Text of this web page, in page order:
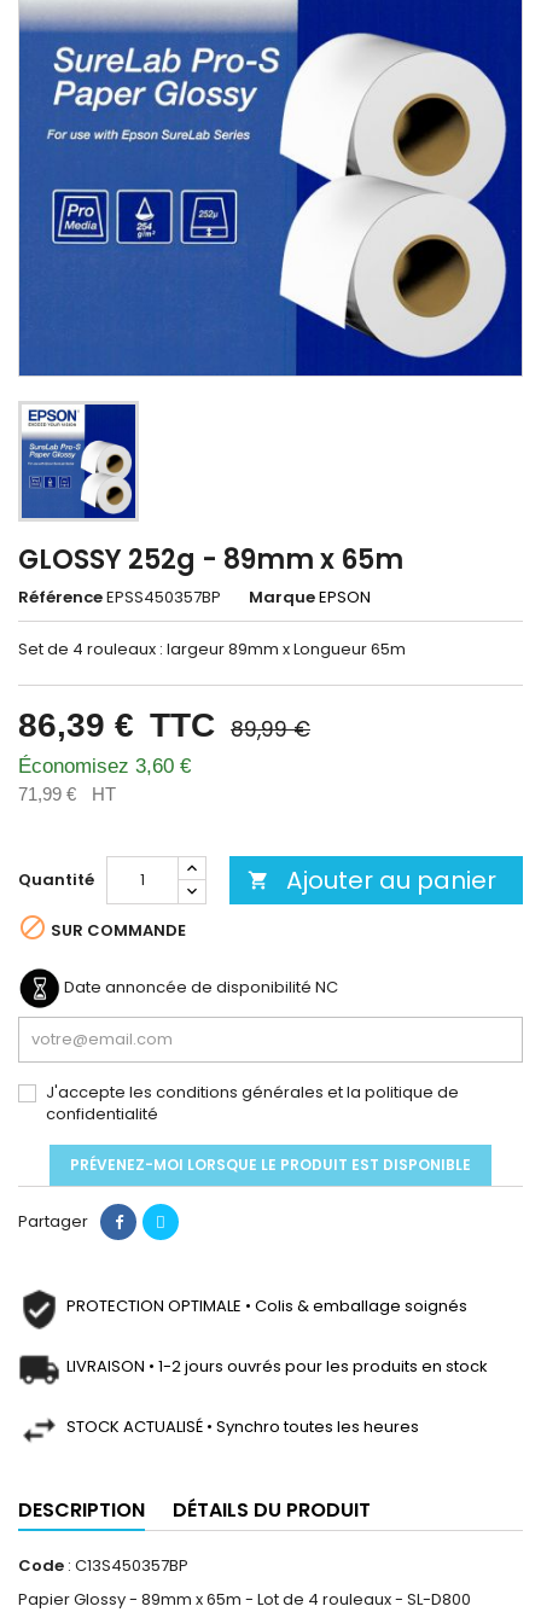
GLOSSY 252g - 89mm x 65m
RéférenceEPSS450357BP MarqueEPSON
Set de 4 rouleaux : largeur 89mm x Longueur 65m
86,39 € TTC 89,99 €
Économisez 3,60 €
71,99 € HT
Quantité  Ajouter au panier
 SUR COMMANDE
Date annoncée de disponibilité NC
J'accepte les conditions générales et la politique de
confidentialité
PRÉVENEZ-MOI LORSQUE LE PRODUIT EST DISPONIBLE
Partager
PROTECTION OPTIMALE • Colis & emballage soignés
LIVRAISON • 1-2 jours ouvrés pour les produits en stock
STOCK ACTUALISÉ • Synchro toutes les heures
DESCRIPTION DÉTAILS DU PRODUIT
Code : C13S450357BP
Papier Glossy - 89mm x 65m - Lot de 4 rouleaux - SL-D800